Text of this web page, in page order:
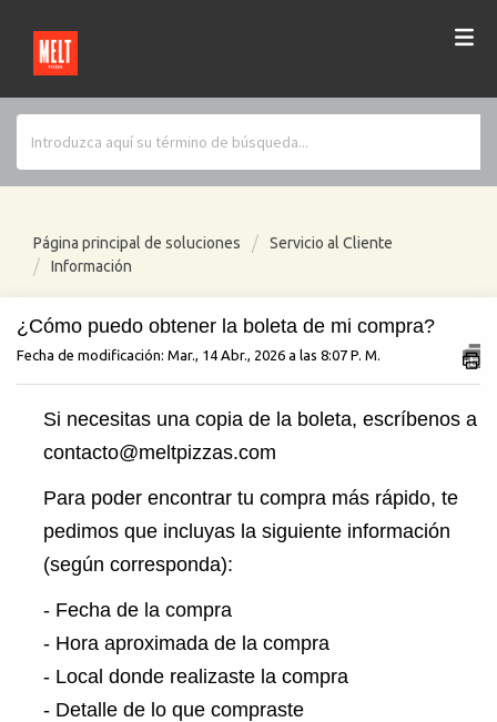
Página principal de soluciones
Servicio al Cliente
Información
¿Cómo puedo obtener la boleta de mi compra?
Fecha de modificación: Mar., 14 Abr., 2026 a las 8:07 P. M.
Si necesitas una copia de la boleta, escríbenos a
contacto@meltpizzas.com
Para poder encontrar tu compra más rápido, te
pedimos que incluyas la siguiente información
(según corresponda):
- Fecha de la compra
- Hora aproximada de la compra
- Local donde realizaste la compra
- Detalle de lo que compraste